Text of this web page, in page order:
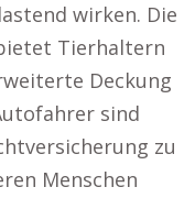
wirken. Die
Tierhaltern
Deckung
sind
zu
Menschen